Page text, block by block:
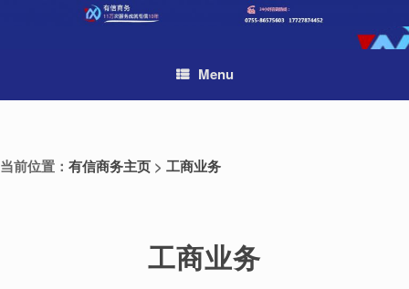
Menu
当前位置： 有信商务主页 > 工商业务
工商业务